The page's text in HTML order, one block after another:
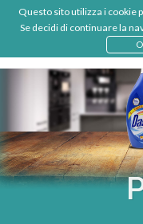
Questo sito utilizza i cookie
Se decidi di continuare la